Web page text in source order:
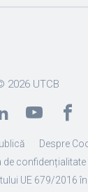
2026 UTCB
Despre
de confidențialitate
UE 679/2016